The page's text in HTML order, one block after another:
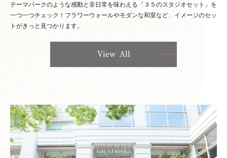
テーマパークのような感動と非日常を味わえる「３５のスタジオセット」を
一つ一つチェック！ フラワーウォールやモダンな和室など、イメージのセッ
トがきっと見つかります。
View All